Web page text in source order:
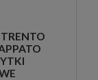
TRENTO